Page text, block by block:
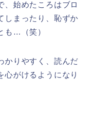
、始めたころはブロ
しまったり、恥ずか
も…（笑）
かりやすく、読んだ
心がけるようになり